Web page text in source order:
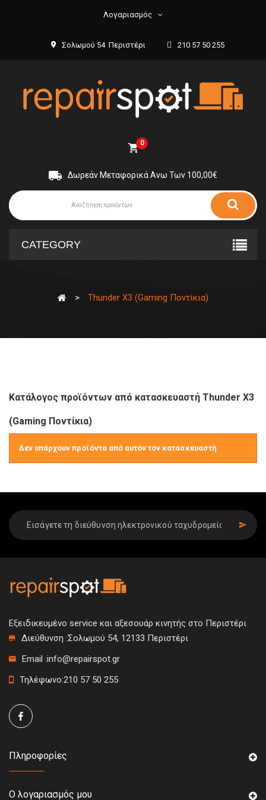
Λογαριασμός
Σολωμού 54 Περιστέρι 210 57 50 255
0
Δωρεάν Μεταφορικά Ανω Των 100,00€
CATEGORY
> Thunder X3 (Gaming Ποντίκια)
Κατάλογος προϊόντων από κατασκευαστή Thunder X3
(Gaming Ποντίκια)
Δεν υπάρχουν προϊόντα από αυτόν τον κατασκευαστή
SIGN UP
Εξειδικευμένο service και αξεσουάρ κινητής στο Περιστέρι
Διεύθυνση :Σολωμού 54, 12133 Περιστέρι
Email :info@repairspot.gr
Τηλέφωνο:210 57 50 255
Πληροφορίες
Ο λογαριασμός μου